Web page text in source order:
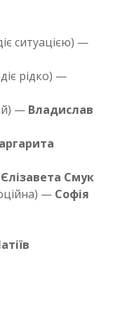
ситуацією) —
рідко) —
— Владислав
Єлізавета Смук
— Софія